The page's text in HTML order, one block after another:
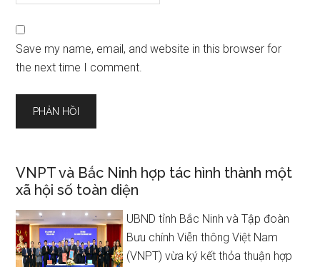
Save my name, email, and website in this browser for
the next time I comment.
VNPT và Bắc Ninh hợp tác hình thành một
xã hội số toàn diện
UBND tỉnh Bắc Ninh và Tập đoàn
Bưu chính Viễn thông Việt Nam
(VNPT) vừa ký kết thỏa thuận hợp